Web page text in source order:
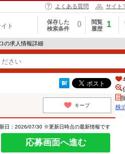
よくある質問 サイト
ト
保存した
検索条件
0
閲覧
履歴
1
の求人情報詳細
キープ
日：2026/07/30 ※更新日時点の最新情報です
応募画面へ進む
株